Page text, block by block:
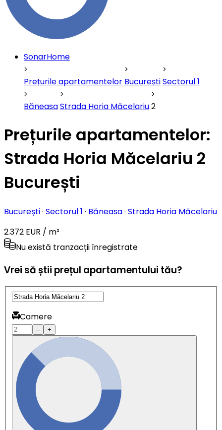
SonarHome
Prețurile apartamentelor BucureștiSectorul 1
BăneasaStrada Horia Măcelariu2
Prețurile apartamentelor:
Strada Horia Măcelariu 2
București
București· Sectorul 1 · Băneasa· Strada Horia Măcelariu
2.372 EUR / m²
Nu există tranzacții înregistrate
Vrei să știi prețul apartamentului tău?
Camere
– +